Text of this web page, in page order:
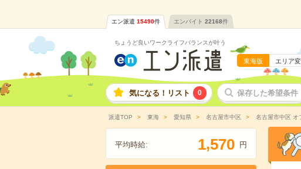
エン派遣 15490件 エンバイト 22168件
ちょうど良いワークライフバランスが叶う
東海版 エリア
気になる！リスト 0 保存した希望条件
派遣TOP 東海 愛知県 名古屋市中区 名古屋市中区 オ
平均時給: 1,570 円